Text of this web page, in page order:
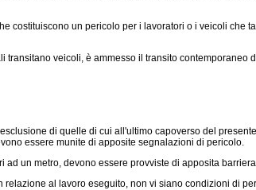
un pericolo per i lavoratori o i veicoli che
veicoli, è ammesso il transito contemporaneo
di quelle di cui all'ultimo capoverso del
essere munite di apposite segnalazioni di pericolo.
un metro, devono essere provviste di apposita
al lavoro eseguito, non vi siano condizioni di